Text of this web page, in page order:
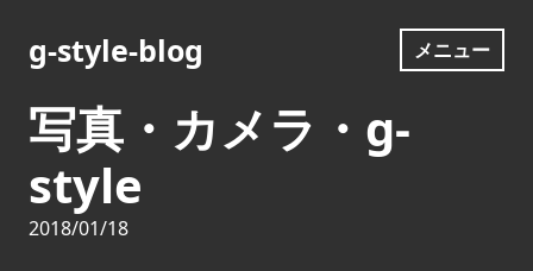
ン
テ
ツ
ス
ッ
g-style-blog メニュー
写真・カメラ・g-
style
2018/01/18